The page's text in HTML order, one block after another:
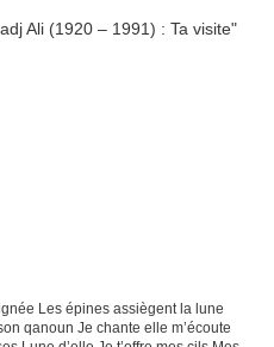
Les épines assiègent la lune
qanoun Je chante elle m’écoute